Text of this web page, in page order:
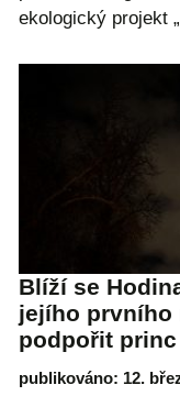
ekologický projekt
Blíží se
jejího prvního
podpořit princ
publikováno: 12.